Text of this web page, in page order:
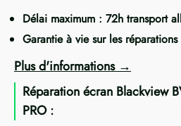
Délai maximum : 72h transport
Garantie à vie sur les réparations
Plus d'informations
Réparation écran Blackview
PRO :